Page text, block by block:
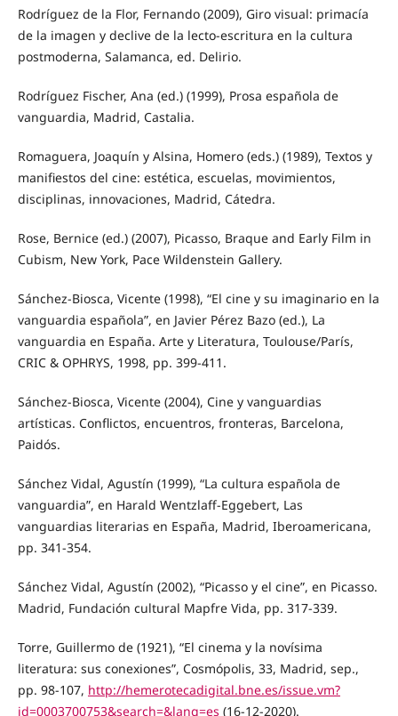
Rodríguez de la Flor, Fernando (2009), Giro visual: primacía
de la imagen y declive de la lecto-escritura en la cultura
postmoderna, Salamanca, ed. Delirio.
Rodríguez Fischer, Ana (ed.) (1999), Prosa española de
vanguardia, Madrid, Castalia.
Romaguera, Joaquín y Alsina, Homero (eds.) (1989), Textos y
manifiestos del cine: estética, escuelas, movimientos,
disciplinas, innovaciones, Madrid, Cátedra.
Rose, Bernice (ed.) (2007), Picasso, Braque and Early Film in
Cubism, New York, Pace Wildenstein Gallery.
Sánchez-Biosca, Vicente (1998), “El cine y su imaginario en la
vanguardia española”, en Javier Pérez Bazo (ed.), La
vanguardia en España. Arte y Literatura, Toulouse/París,
CRIC & OPHRYS, 1998, pp. 399-411.
Sánchez-Biosca, Vicente (2004), Cine y vanguardias
artísticas. Conflictos, encuentros, fronteras, Barcelona,
Paidós.
Sánchez Vidal, Agustín (1999), “La cultura española de
vanguardia”, en Harald Wentzlaff-Eggebert, Las
vanguardias literarias en España, Madrid, Iberoamericana,
pp. 341-354.
Sánchez Vidal, Agustín (2002), “Picasso y el cine”, en Picasso.
Madrid, Fundación cultural Mapfre Vida, pp. 317-339.
Torre, Guillermo de (1921), “El cinema y la novísima
literatura: sus conexiones”, Cosmópolis, 33, Madrid, sep.,
pp. 98-107, http://hemerotecadigital.bne.es/issue.vm?
id=0003700753&search=&lang=es (16-12-2020).